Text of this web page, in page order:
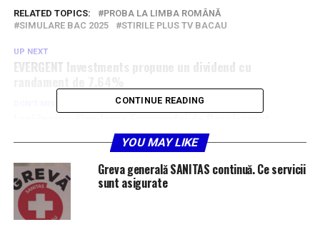
RELATED TOPICS:
PROBA LA LIMBA ROMÂNĂ
SIMULARE BAC 2025
STIRILE PLUS TV BACAU
UP NEXT
EVERGENT Investments propune un dividend cu
Luni începe Simularea Examenului de Bacalaureat
CONTINUE READING
YOU MAY LIKE
Greva generală SANITAS continuă. Ce servicii
sunt asigurate